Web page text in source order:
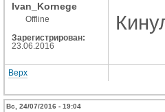
Ivan_Kornege
Offline
Зарегистрирован:
23.06.2016
Верх
Вс, 24/07/2016 - 19:04